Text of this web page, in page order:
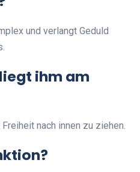
und verlangt Geduld
ihm am
nach innen zu ziehen.